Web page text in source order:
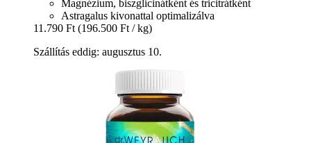
Magnézium, biszglicinátként és tricitrátként
Astragalus kivonattal optimalizálva
11.790 Ft (196.500 Ft / kg)
Szállítás eddig: augusztus 10.